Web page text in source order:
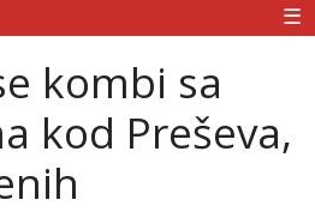
☰
kombi sa
kod Preševa,